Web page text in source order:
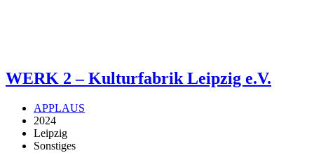
WERK 2 – Kulturfabrik Leipzig e.V.
APPLAUS
2024
Leipzig
Sonstiges